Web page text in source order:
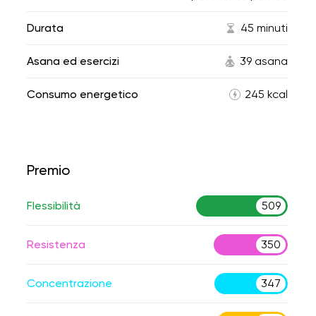
Durata 45 minuti
Asana ed esercizi 39 asana
Consumo energetico 245 kcal
Premio
Flessibilità 509
Resistenza 350
Concentrazione 347